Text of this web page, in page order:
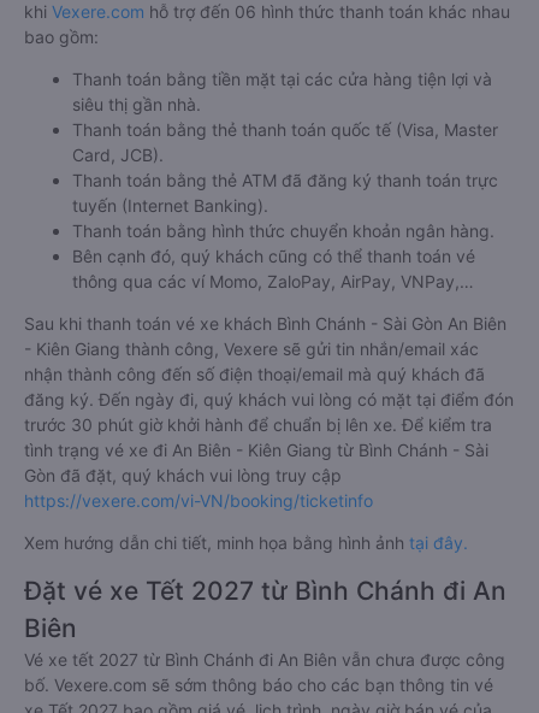
khi Vexere.com hỗ trợ đến 06 hình thức thanh toán khác nhau
bao gồm:
Thanh toán bằng tiền mặt tại các cửa hàng tiện lợi và
siêu thị gần nhà.
Thanh toán bằng thẻ thanh toán quốc tế (Visa, Master
Card, JCB).
Thanh toán bằng thẻ ATM đã đăng ký thanh toán trực
tuyến (Internet Banking).
Thanh toán bằng hình thức chuyển khoản ngân hàng.
Bên cạnh đó, quý khách cũng có thể thanh toán vé
thông qua các ví Momo, ZaloPay, AirPay, VNPay,…
Sau khi thanh toán vé xe khách Bình Chánh - Sài Gòn An Biên
- Kiên Giang thành công, Vexere sẽ gửi tin nhắn/email xác
nhận thành công đến số điện thoại/email mà quý khách đã
đăng ký. Đến ngày đi, quý khách vui lòng có mặt tại điểm đón
trước 30 phút giờ khởi hành để chuẩn bị lên xe. Để kiểm tra
tình trạng vé xe đi An Biên - Kiên Giang từ Bình Chánh - Sài
Gòn đã đặt, quý khách vui lòng truy cập
https://vexere.com/vi-VN/booking/ticketinfo
Xem hướng dẫn chi tiết, minh họa bằng hình ảnh tại đây.
Đặt vé xe Tết 2027 từ Bình Chánh đi An
Biên
Vé xe tết 2027 từ Bình Chánh đi An Biên vẫn chưa được công
bố. Vexere.com sẽ sớm thông báo cho các bạn thông tin vé